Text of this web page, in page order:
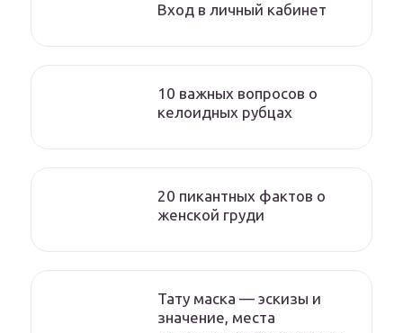
Вход в личный кабинет
10 важных вопросов о
келоидных рубцах
20 пикантных фактов о
женской груди
Тату маска — эскизы и
значение, места